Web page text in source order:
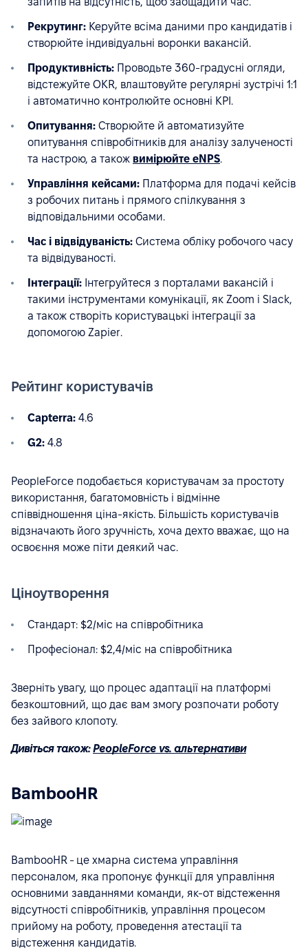
Рекрутинг: Керуйте всіма даними про кандидатів і
створюйте індивідуальні воронки вакансій.
Продуктивність: Проводьте 360-градусні огляди,
відстежуйте OKR, влаштовуйте регулярні зустрічі 1:1
і автоматично контролюйте основні KPI.
Опитування: Створюйте й автоматизуйте
опитування співробітників для аналізу залученості
та настрою, а також вимірюйте eNPS.
Управління кейсами: Платформа для подачі кейсів
з робочих питань і прямого спілкування з
відповідальними особами.
Час і відвідуваність: Система обліку робочого часу
та відвідуваності.
Інтеграції: Інтегруйтеся з порталами вакансій і
такими інструментами комунікації, як Zoom і Slack,
а також створіть користувацькі інтеграції за
допомогою Zapier.
Рейтинг користувачів
Capterra: 4.6
G2: 4.8
PeopleForce подобається користувачам за простоту
використання, багатомовність і відмінне
співвідношення ціна-якість. Більшість користувачів
відзначають його зручність, хоча дехто вважає, що на
освоєння може піти деякий час.
Ціноутворення
Стандарт: $2/міс на співробітника
Професіонал: $2,4/міс на співробітника
Зверніть увагу, що процес адаптації на платформі
безкоштовний, що дає вам змогу розпочати роботу
без зайвого клопоту.
Дивіться також:PeopleForce vs. альтернативи
BambooHR
BambooHR - це хмарна система управління
персоналом, яка пропонує функції для управління
основними завданнями команди, як-от відстеження
відсутності співробітників, управління процесом
прийому на роботу, проведення атестації та
відстеження кандидатів.